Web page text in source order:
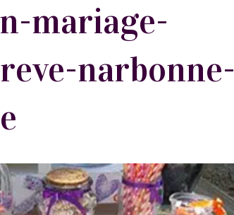
mariage-
narbonne-